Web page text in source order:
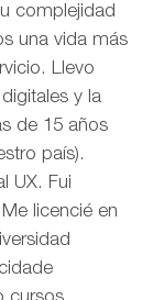
complejidad
una vida más
Llevo
y la
de 15 años
país).
UX. Fui
licencié en